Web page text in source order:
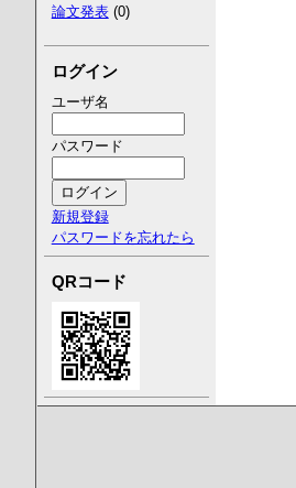
論文発表(0)
ログイン
ユーザ名
パスワード
新規登録
パスワードを忘れたら
QRコード